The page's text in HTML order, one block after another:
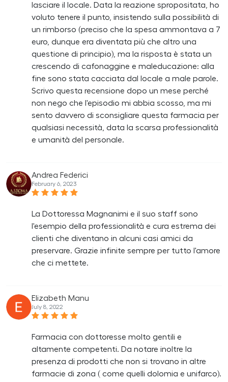
lasciare il locale. Data la reazione spropositata, ho
voluto tenere il punto, insistendo sulla possibilità di
un rimborso (preciso che la spesa ammontava a 7
euro, dunque era diventata più che altro una
questione di principio), ma la risposta è stata un
crescendo di cafonaggine e maleducazione: alla
fine sono stata cacciata dal locale a male parole.
Scrivo questa recensione dopo un mese perché
non nego che l'episodio mi abbia scosso, ma mi
sento davvero di sconsigliare questa farmacia per
qualsiasi necessità, data la scarsa professionalità
e umanità del personale.
Andrea Federici
February 6, 2023
La Dottoressa Magnanimi e il suo staff sono
l'esempio della professionalità e cura estrema dei
clienti che diventano in alcuni casi amici da
preservare. Grazie infinite sempre per tutto l'amore
che ci mettete.
Elizabeth Manu
July 8, 2022
Farmacia con dottoresse molto gentili e
altamente competenti. Da notare inoltre la
presenza di prodotti che non si trovano in altre
farmacie di zona ( come quelli dolomia e unifarco).